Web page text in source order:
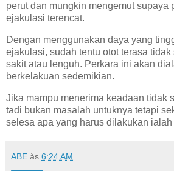
perut dan mungkin mengemut supaya
ejakulasi terencat.
Dengan menggunakan daya yang
ejakulasi, sudah tentu otot terasa
sakit atau lenguh. Perkara ini akan
berkelakuan sedemikian.
Jika mampu menerima keadaan tidak
tadi bukan masalah untuknya tetapi
selesa apa yang harus dilakukan
ABE às 6:24 AM